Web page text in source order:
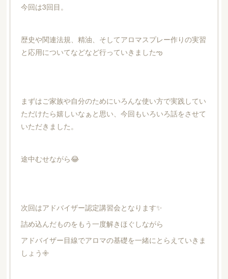
今回は3回目。
歴史や関連法規、精油、そしてアロマスプレー作りの実習
と応用についてなどなど行っていきましたఌ
まずはご家族や自分のためにいろんな使い方で実践してい
ただけたら嬉しいなぁと思い、今回もいろいろ話をさせて
いただきました。
途中むせながら😂
次回はアドバイザー認定講習会となります✨
詰め込んだものをもう一度解きほぐしながら
アドバイザー目線でアロマの基礎を一緒にとらえていきま
しょう𖧷